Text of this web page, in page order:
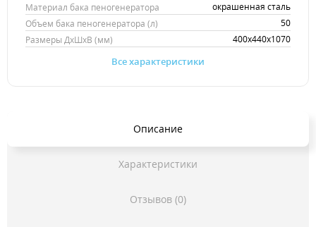
Материал бака пеногенератора
окрашенная сталь
Объем бака пеногенератора (л)
50
Размеры ДхШхВ (мм)
400х440х1070
Все характеристики
Описание
Характеристики
Отзывов (0)